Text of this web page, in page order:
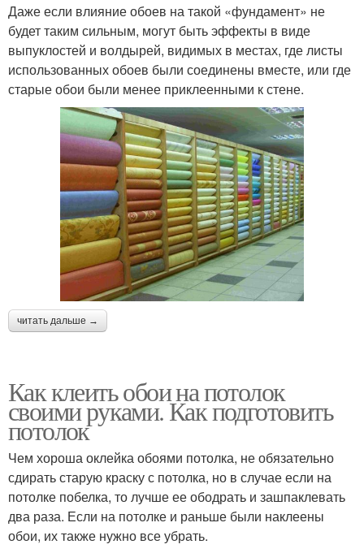
Даже если влияние обоев на такой «фундамент» не
будет таким сильным, могут быть эффекты в виде
выпуклостей и волдырей, видимых в местах, где листы
использованных обоев были соединены вместе, или где
старые обои были менее приклеенными к стене.
читать дальше →
Как клеить обои на потолок
своими руками. Как подготовить
потолок
Чем хороша оклейка обоями потолка, не обязательно
сдирать старую краску с потолка, но в случае если на
потолке побелка, то лучше ее ободрать и зашпаклевать
два раза. Если на потолке и раньше были наклеены
обои, их также нужно все убрать.